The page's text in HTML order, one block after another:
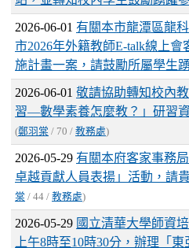
2026-06-01 有關本市龍潭區龍
市2026年外籍教師E-talk線上
施計畫一案，請鼓勵所屬學生
2026-06-01 敬請協助轉知校內
習—數學素養怎麼教？」研習
(鄭羽棠 / 70 / 教務處)
2026-05-29 有關本府客家事務
卓越貢獻人員表揚」活動，請
棠 / 44 / 教務處)
2026-05-29 國立清華大學師資
上午8時至10時30分，辦理「